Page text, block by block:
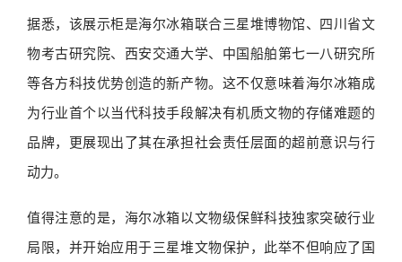
据悉，该展示柜是海尔冰箱联合三星堆博物馆、四川省文
物考古研究院、西安交通大学、中国船舶第七一八研究所
等各方科技优势创造的新产物。这不仅意味着海尔冰箱成
为行业首个以当代科技手段解决有机质文物的存储难题的
品牌，更展现出了其在承担社会责任层面的超前意识与行
动力。
值得注意的是，海尔冰箱以文物级保鲜科技独家突破行业
局限，并开始应用于三星堆文物保护，此举不但响应了国